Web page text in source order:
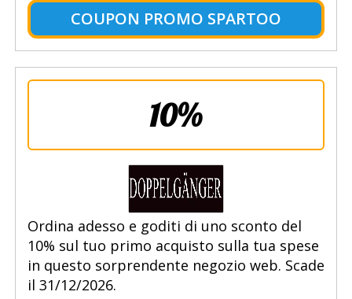
COUPON PROMO SPARTOO
10%
Ordina adesso e goditi di uno sconto del
10% sul tuo primo acquisto sulla tua spese
in questo sorprendente negozio web. Scade
il 31/12/2026.